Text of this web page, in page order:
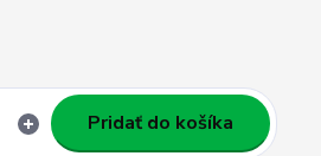
Pridať do košíka